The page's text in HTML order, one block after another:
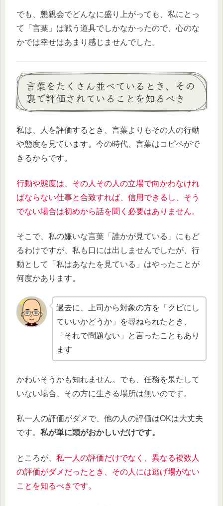
でも、懇親会でどんなに盛り上がっても、私にとっ
て「言葉」は戦う道具でしかなかったので、心のな
かでは幸せはあまり感じませんでした。
言葉をたくさん並べているとき、その
裏で評価されていることを知るべき
私は、人を評価するとき、言葉よりもその人の行動
や態度を見ています。今の時代、言葉はコピペがで
きるからです。
行動や態度は、その人その人の立場で向かわなけれ
ばならない仕事と合致すれば、信用できるし、そう
でない場合は初めから話を聞く必要はありません。
そこで、私の嫌いな言葉「誰かが見ている」にもど
るわけですが、私も口には出しませんでしたが、行
動として「私はあなたを見ている」はやったことが
何度かあります。
過去に、上司から対象の方を「クビにし
ていいかどうか」を尋ねられたとき、
「それで問題ない」と言ったこともあり
ます
かわいそうかも知れません。でも、任務を果たして
いない場合、その方に生きる場所は無いのです。
私一人の評価がダメで、他の人の評価はOKは大丈夫
です。 私が単に頭がおかしいだけです。
ところが、 私一人の評価だけでなく、異なる複数人
の評価がダメだったとき、その人には逃げ場がない
ことを知るべきです。